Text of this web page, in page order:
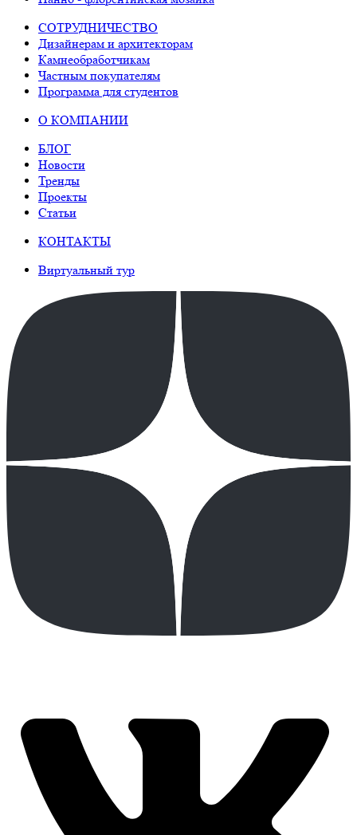
СОТРУДНИЧЕСТВО
Дизайнерам и архитекторам
Камнеобработчикам
Частным покупателям
Программа для студентов
О КОМПАНИИ
БЛОГ
Новости
Тренды
Проекты
Статьи
КОНТАКТЫ
Виртуальный тур